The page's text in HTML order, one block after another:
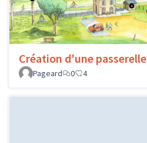
Création d'une passerelle
Pageard
0 4